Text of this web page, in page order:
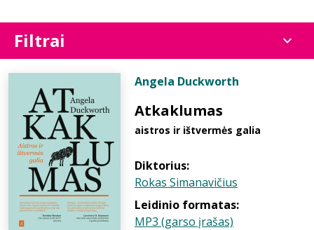
Filtrai
Angela Duckworth
Atkaklumas
aistros ir ištvermės galia
Diktorius:
Rokas Simanavičius
Leidinio formatas:
MP3 (garso įrašas)